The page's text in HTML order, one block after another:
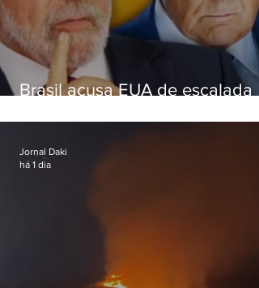
Brasil acusa EUA de escalada
embaixadora
Jornal Daki
há 1 dia